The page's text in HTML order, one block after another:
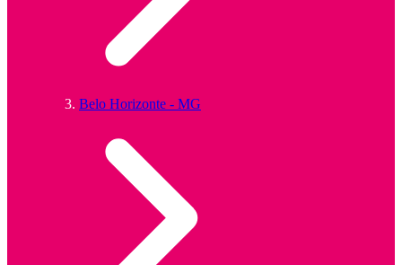
Belo Horizonte - MG